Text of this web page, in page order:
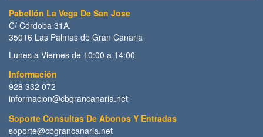
Pabellón La Vega De San Jose
C/ Córdoba 31A.
35016 Las Palmas de Gran Canaria
Lunes a Viernes de 10:00 a 14:00
Información
928 332 072
informacion@cbgrancanaria.net
Soporte Consultas De Abonos Y Entradas
soporte@cbgrancanaria.net